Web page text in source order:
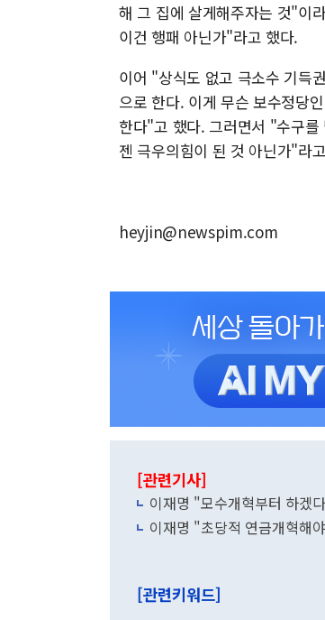
해 그 집에 살게해주자는 것"이
이건 행패 아닌가"라고 했다.
이어 "상식도 없고 극소수 기득
으로 한다. 이게 무슨 보수정당
한다"고 했다. 그러면서 "수구를
젠 극우의힘이 된 것 아닌가"라
heyjin@newspim.com
[관련기사]
이재명 "모수개혁부터 하겠
이재명 "초당적 연금개혁해
[관련키워드]